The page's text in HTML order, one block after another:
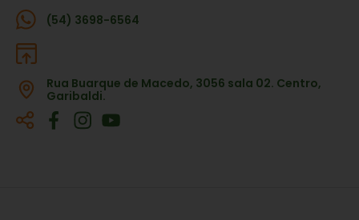
(54) 3698-6564
Rua Buarque de Macedo, 3056 sala 02. Centro,
Garibaldi.